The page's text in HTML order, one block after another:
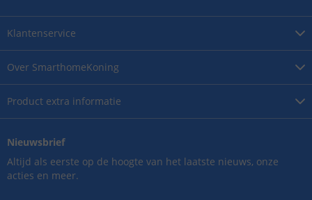
Over SmarthomeKoning
Product extra informatie
Klantenservice
Nieuwsbrief
Altijd als eerste op de hoogte van het laatste nieuws, onze
acties en meer.